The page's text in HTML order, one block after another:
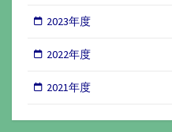
2023年度
2022年度
2021年度